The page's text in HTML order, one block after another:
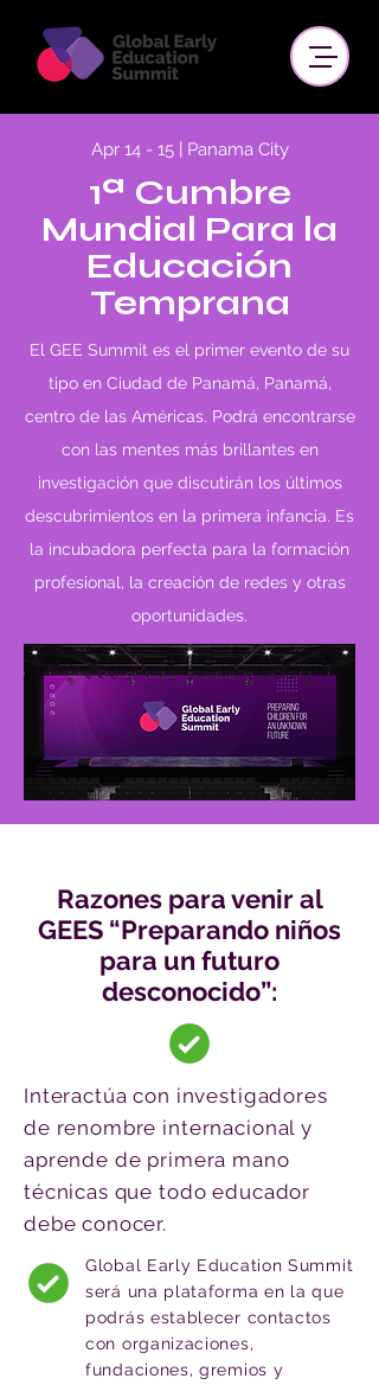
Apr 14 - 15 | Panama City
1ª Cumbre
Mundial Para la
Educación
Temprana
El GEE Summit es el primer evento de su
tipo en Ciudad de Panamá, Panamá,
centro de las Américas. Podrá encontrarse
con las mentes más brillantes en
investigación que discutirán los últimos
descubrimientos en la primera infancia. Es
la incubadora perfecta para la formación
profesional, la creación de redes y otras
oportunidades.
Razones para venir al
GEES “Preparando niños
para un futuro
desconocido”:
Interactúa con investigadores
de renombre internacional y
aprende de primera mano
técnicas que todo educador
debe conocer.
Global Early Education Summit
será una plataforma en la que
podrás establecer contactos
con organizaciones,
fundaciones, gremios y